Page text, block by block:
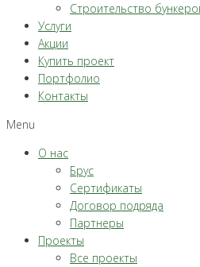
Строительство
Услуги
Акции
Купить проект
Портфолио
Контакты
Menu
О нас
Брус
Сертификаты
Договор подряда
Партнеры
Проекты
Все проекты